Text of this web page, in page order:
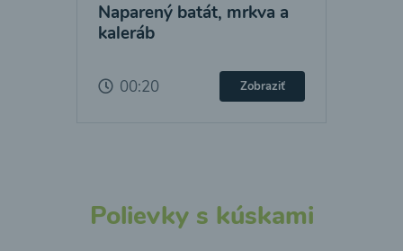
Naparený batát, mrkva a
kaleráb
00:20 Zobraziť
Polievky s kúskami